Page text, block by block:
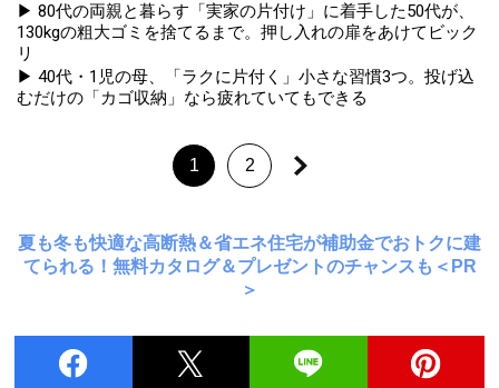
▶ 80代の両親と暮らす「実家の片付け」に着手した50代が、
130kgの粗大ゴミを捨てるまで。押し入れの扉をあけてビック
リ
▶ 40代・1児の母、「ラクに片付く」小さな習慣3つ。投げ込
むだけの「カゴ収納」なら疲れていてもできる
1 2
夏も冬も快適な高断熱＆省エネ住宅が補助金でおトクに建
てられる！無料カタログ＆プレゼントのチャンスも＜PR
＞